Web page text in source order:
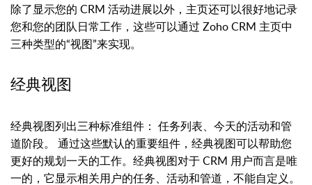
除了显示您的 CRM 活动进展以外，主页还可以很好地记录
您和您的团队日常工作，这些可以通过 Zoho CRM 主页中
三种类型的“视图”来实现。
经典视图
经典视图列出三种标准组件： 任务列表、今天的活动和管
道阶段。 通过这些默认的重要组件，经典视图可以帮助您
更好的规划一天的工作。经典视图对于 CRM 用户而言是唯
一的，它显示相关用户的任务、活动和管道，不能自定义。